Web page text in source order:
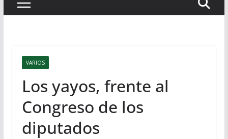
VARIOS
Los yayos, frente al
Congreso de los
diputados